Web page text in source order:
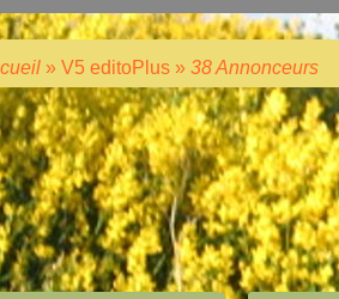
» V5 editoPlus » 38 Annonceurs